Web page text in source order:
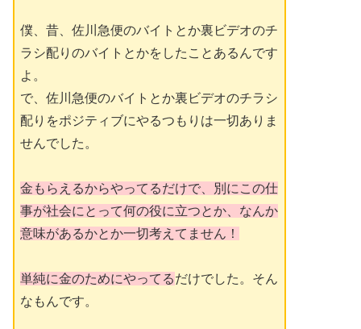
僕、昔、佐川急便のバイトとか裏ビデオのチ
ラシ配りのバイトとかをしたことあるんです
よ。
で、佐川急便のバイトとか裏ビデオのチラシ
配りをポジティブにやるつもりは一切ありま
せんでした。
金もらえるからやってるだけで、別にこの仕
事が社会にとって何の役に立つとか、なんか
意味があるかとか一切考えてません！
単純に金のためにやってるだけでした。そん
なもんです。